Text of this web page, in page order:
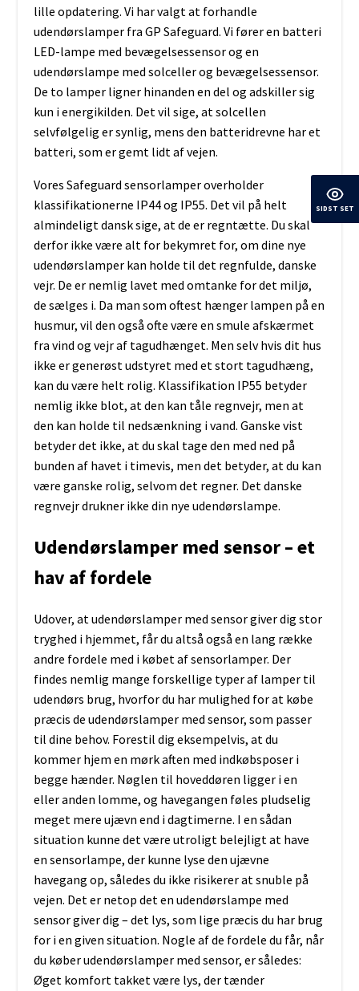
lille opdatering. Vi har valgt at forhandle
udendørslamper fra GP Safeguard. Vi fører en batteri
LED-lampe med bevægelsessensor og en
udendørslampe med solceller og bevægelsessensor.
De to lamper ligner hinanden en del og adskiller sig
kun i energikilden. Det vil sige, at solcellen
selvfølgelig er synlig, mens den batteridrevne har et
batteri, som er gemt lidt af vejen.
Vores Safeguard sensorlamper overholder
klassifikationerne IP44 og IP55. Det vil på helt
almindeligt dansk sige, at de er regntætte. Du skal
derfor ikke være alt for bekymret for, om dine nye
udendørslamper kan holde til det regnfulde, danske
vejr. De er nemlig lavet med omtanke for det miljø,
de sælges i. Da man som oftest hænger lampen på en
husmur, vil den også ofte være en smule afskærmet
fra vind og vejr af tagudhænget. Men selv hvis dit hus
ikke er generøst udstyret med et stort tagudhæng,
kan du være helt rolig. Klassifikation IP55 betyder
nemlig ikke blot, at den kan tåle regnvejr, men at
den kan holde til nedsænkning i vand. Ganske vist
betyder det ikke, at du skal tage den med ned på
bunden af havet i timevis, men det betyder, at du kan
være ganske rolig, selvom det regner. Det danske
regnvejr drukner ikke din nye udendørslampe.
Udendørslamper med sensor – et
hav af fordele
Udover, at udendørslamper med sensor giver dig stor
tryghed i hjemmet, får du altså også en lang række
andre fordele med i købet af sensorlamper. Der
findes nemlig mange forskellige typer af lamper til
udendørs brug, hvorfor du har mulighed for at købe
præcis de udendørslamper med sensor, som passer
til dine behov. Forestil dig eksempelvis, at du
kommer hjem en mørk aften med indkøbsposer i
begge hænder. Nøglen til hoveddøren ligger i en
eller anden lomme, og havegangen føles pludselig
meget mere ujævn end i dagtimerne. I en sådan
situation kunne det være utroligt belejligt at have
en sensorlampe, der kunne lyse den ujævne
havegang op, således du ikke risikerer at snuble på
vejen. Det er netop det en udendørslampe med
sensor giver dig – det lys, som lige præcis du har brug
for i en given situation. Nogle af de fordele du får, når
du køber udendørslamper med sensor, er således:
Øget komfort takket være lys, der tænder
SIDST SET